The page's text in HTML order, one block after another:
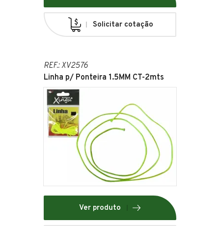
Solicitar cotação
REF.: XV2576
Linha p/ Ponteira 1.5MM CT-2mts
Ver produto